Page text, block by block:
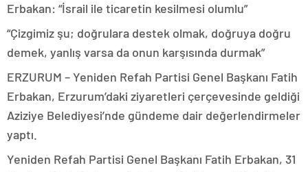
Erbakan: “İsrail ile ticaretin kesilmesi olumlu”
“Çizgimiz şu; doğrulara destek olmak, doğruya doğru
demek, yanlış varsa da onun karşısında durmak”
ERZURUM – Yeniden Refah Partisi Genel Başkanı Fatih
Erbakan, Erzurum’daki ziyaretleri çerçevesinde geldiği
Aziziye Belediyesi’nde gündeme dair değerlendirmeler
yaptı.
Yeniden Refah Partisi Genel Başkanı Fatih Erbakan, 31